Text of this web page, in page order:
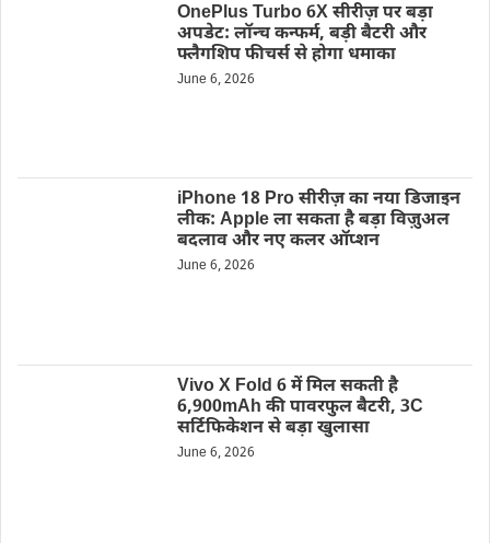
OnePlus Turbo 6X सीरीज़ पर बड़ा
अपडेट: लॉन्च कन्फर्म, बड़ी बैटरी और
फ्लैगशिप फीचर्स से होगा धमाका
June 6, 2026
iPhone 18 Pro सीरीज़ का नया डिजाइन
लीक: Apple ला सकता है बड़ा विज़ुअल
बदलाव और नए कलर ऑप्शन
June 6, 2026
Vivo X Fold 6 में मिल सकती है
6,900mAh की पावरफुल बैटरी, 3C
सर्टिफिकेशन से बड़ा खुलासा
June 6, 2026